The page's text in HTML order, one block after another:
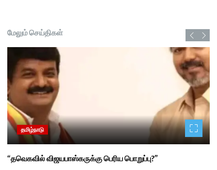
மேலும் செய்திகள்
தமிழ்நாடு
“தவெகவில் விஜயபாஸ்கருக்கு பெரிய பொறுப்பு?”